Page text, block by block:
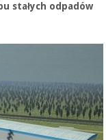
stałych odpadów